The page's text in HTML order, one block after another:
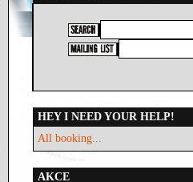
HEY I NEED YOUR HELP!
All booking...
AKCE